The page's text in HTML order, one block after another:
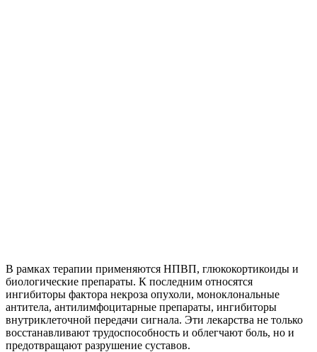
В рамках терапии применяются НПВП, глюкокортикоиды и
биологические препараты. К последним относятся
ингибиторы фактора некроза опухоли, моноклональные
антитела, антилимфоцитарные препараты, ингибиторы
внутриклеточной передачи сигнала. Эти лекарства не только
восстанавливают трудоспособность и облегчают боль, но и
предотвращают разрушение суставов.